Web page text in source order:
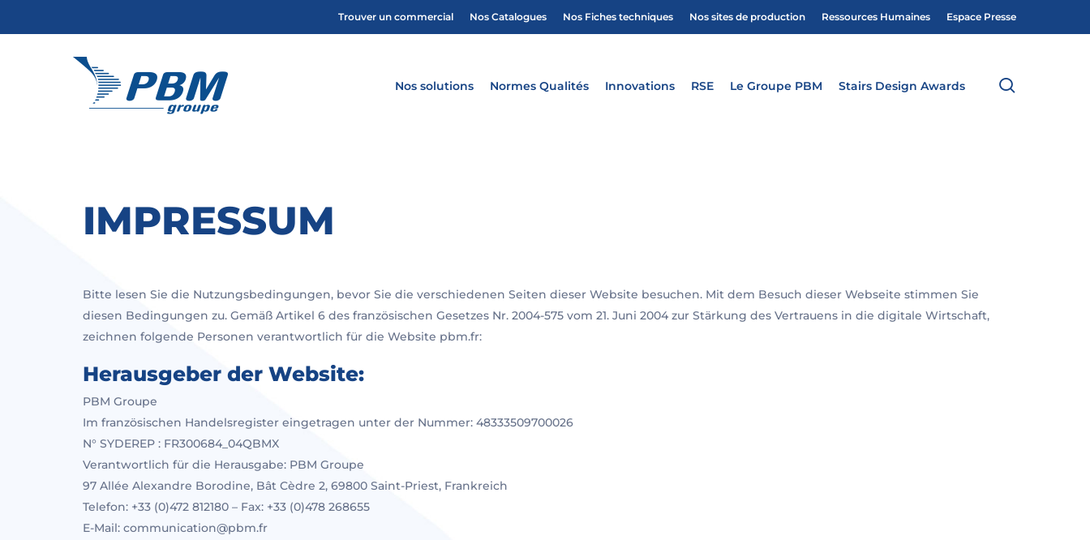
to
Trouver un commercial Nos Catalogues Nos Fiches techniques Nos sites de production Ressources Humaines Espace Presse
Nos solutions Normes Qualités Innovations RSE Le Groupe PBM Stairs Design Awards
IMPRESSUM
Bitte lesen Sie die Nutzungsbedingungen, bevor Sie die verschiedenen Seiten dieser Website besuchen. Mit dem Besuch dieser Webseite stimmen Sie
diesen Bedingungen zu. Gemäß Artikel 6 des französischen Gesetzes Nr. 2004-575 vom 21. Juni 2004 zur Stärkung des Vertrauens in die digitale Wirtschaft,
zeichnen folgende Personen verantwortlich für die Website pbm.fr:
Herausgeber der Website:
PBM Groupe
Im französischen Handelsregister eingetragen unter der Nummer: 48333509700026
N° SYDEREP : FR300684_04QBMX
Verantwortlich für die Herausgabe: PBM Groupe
97 Allée Alexandre Borodine, Bât Cèdre 2, 69800 Saint-Priest, Frankreich
Telefon: +33 (0)472 812180 – Fax: +33 (0)478 268655
E-Mail: communication@pbm.fr